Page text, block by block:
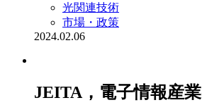
光関連技術
市場・政策
2024.02.06
JEITA，電子情報産